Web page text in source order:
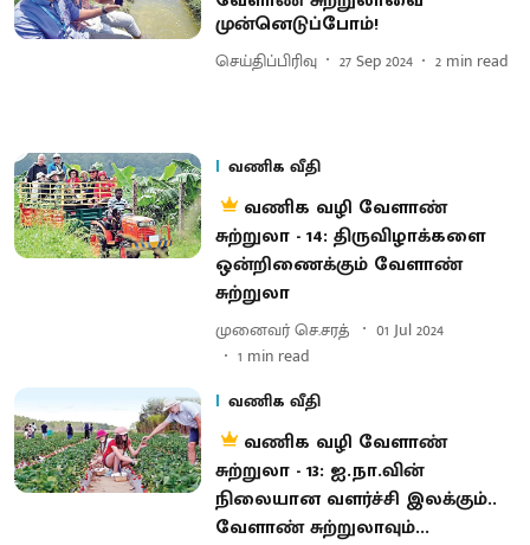
முன்னெடுப்போம்!
செய்திப்பிரிவு 27 Sep 2024 2 min read
வணிக வீதி
வணிக வழி வேளாண்
சுற்றுலா - 14: திருவிழாக்களை
ஒன்றிணைக்கும் வேளாண்
சுற்றுலா
முனைவர் செ.சரத்
01 Jul 2024
1 min read
வணிக வீதி
வணிக வழி வேளாண்
சுற்றுலா - 13: ஐ.நா.வின்
நிலையான வளர்ச்சி இலக்கும்..
வேளாண் சுற்றுலாவும்...